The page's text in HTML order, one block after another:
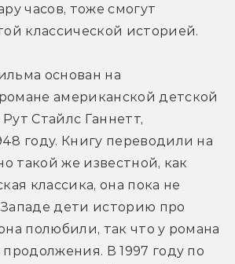
часов, тоже смогут
классической историей.
основан на
американской детской
Стайлс Ганнетт,
году. Книгу переводили на
такой же известной, как
классика, она пока не
Западе дети историю про
полюбили, так что у романа
В 1997 году по